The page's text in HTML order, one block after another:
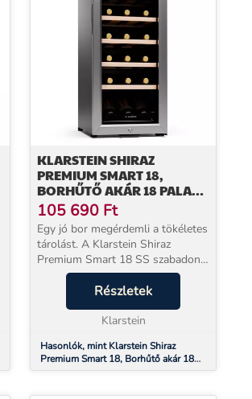
KLARSTEIN SHIRAZ
PREMIUM SMART 18,
BORHŰTŐ AKÁR 18 PALACK
RÉSZÉRE
105 690 Ft
Egy jó bor megérdemli a tökéletes
tárolást. A Klarstein Shiraz
Premium Smart 18 SS szabadon
álló borhűtő pontosan ezt nyújtja:
legfeljebb 18 palack számára
teremt ideális körülményeket –
precízen, cse...
Részletek
Klarstein
Hasonlók, mint Klarstein Shiraz
Premium Smart 18, Borhűtő akár 18
palack részére